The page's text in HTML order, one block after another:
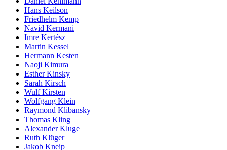
Hans Keilson
Friedhelm Kemp
Navid Kermani
Imre Kertész
Martin Kessel
Hermann Kesten
Naoji Kimura
Esther Kinsky
Sarah Kirsch
Wulf Kirsten
Wolfgang Klein
Raymond Klibansky
Thomas Kling
Alexander Kluge
Ruth Klüger
Jakob Kneip